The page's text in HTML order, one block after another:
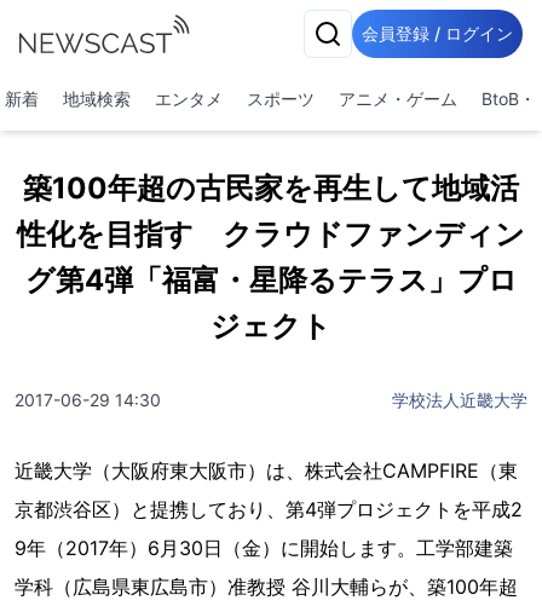
会員登録 / ログイン
新着 地域検索 エンタメ スポーツ アニメ・ゲーム BtoB・
築100年超の古民家を再生して地域活
性化を目指す クラウドファンディン
グ第4弾「福富・星降るテラス」プロ
ジェクト
2017-06-29 14:30 学校法人近畿大学
近畿大学（大阪府東大阪市）は、株式会社CAMPFIRE（東
京都渋谷区）と提携しており、第4弾プロジェクトを平成2
9年（2017年）6月30日（金）に開始します。工学部建築
学科（広島県東広島市）准教授 谷川大輔らが、築100年超